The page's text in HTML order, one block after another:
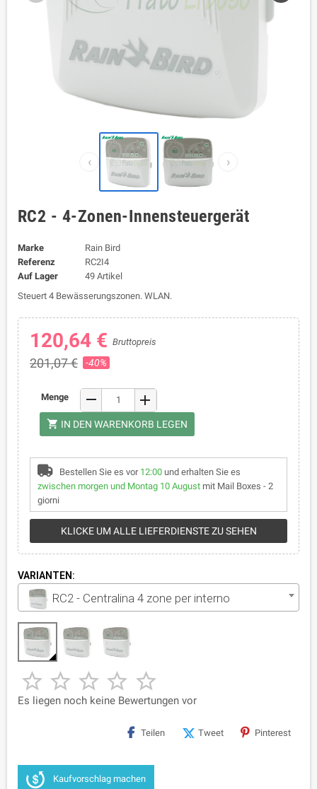
‹ ›
RC2 - 4-Zonen-Innensteuergerät
Marke
Rain Bird
Referenz
RC2I4
Auf Lager
49 Artikel
Steuert 4 Bewässerungszonen. WLAN.
120,64 € Bruttopreis
201,07 € -40%
Menge remove add
shopping_cart IN DEN WARENKORB LEGEN
Bestellen Sie es vor 12:00 und erhalten Sie es
zwischen morgen und Montag 10 August mit Mail Boxes - 2
giorni
KLICKE UM ALLE LIEFERDIENSTE ZU SEHEN
VARIANTEN:
RC2 - Centralina 4 zone per interno
    
Es liegen noch keine Bewertungen vor
Teilen Tweet Pinterest
Kaufvorschlag machen